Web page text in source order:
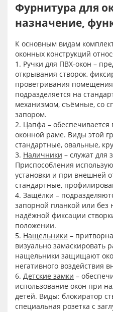
Фурнитура для
назначение,
К основным видам
оконных конструкций
1. Ручки для ПВХ-окон –
открывания створок,
проветривания
подразделяется на
механизмом, съёмные, со
запором.
2. Цапфа –
оконной раме. Виды этой
стандартные, овальные,
3. Наличники – служат для
Приспособления
установки и при внешней
стандартные,
4. Защёлки –
запорной планкой или без
надёжной фиксации
положении.
5. Нащельники –
визуально замаскировать
нащельники защищают
негативного воздействия
6. Детские замки –
использование окон при
детей. Виды: блокиратор
специальная розетка с